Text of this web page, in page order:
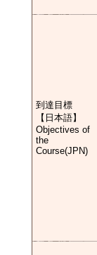
到達目標
【日本語】
Objectives of
the
Course(JPN)